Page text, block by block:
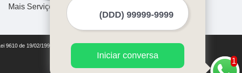
Mais Serviços
9610 de 19/02/1998)
1
Iniciar conversa